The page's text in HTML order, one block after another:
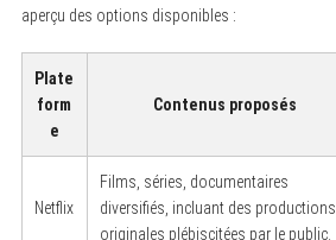
aperçu des options disponibles :
Plate
form
e
Contenus proposés
Netflix
Films, séries, documentaires
diversifiés, incluant des productions
originales plébiscitées par le public.